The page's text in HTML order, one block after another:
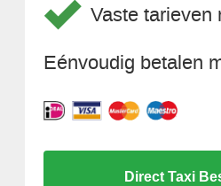
Vaste tarieven
Eénvoudig betalen
Direct Taxi